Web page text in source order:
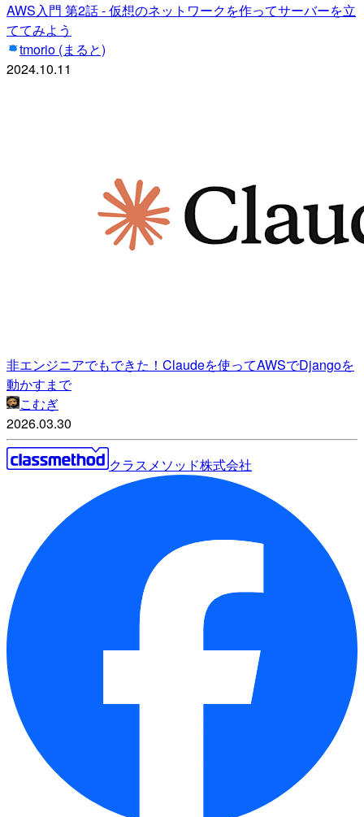
AWS入門 第2話 - 仮想のネットワークを作ってサーバーを立
ててみよう
tmorio (まると)
2024.10.11
非エンジニアでもできた！Claudeを使ってAWSでDjangoを
動かすまで
こむぎ
2026.03.30
クラスメソッド株式会社